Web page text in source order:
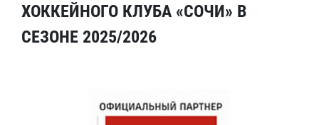
ХОККЕЙНОГО КЛУБА «СОЧИ» В
СЕЗОНЕ 2025/2026